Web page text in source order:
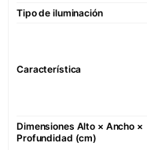
Tipo de iluminación
Característica
Dimensiones Alto × Ancho ×
Profundidad (cm)